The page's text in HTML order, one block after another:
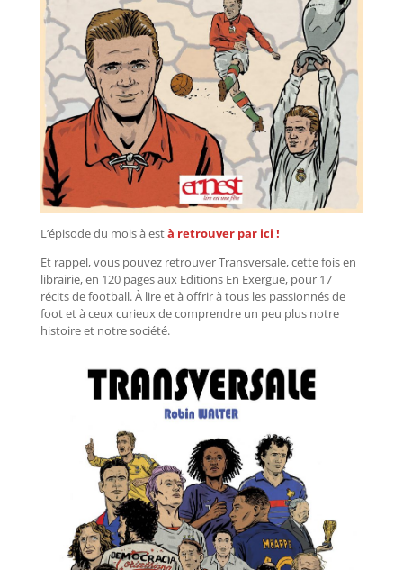
L’épisode du mois à està retrouver par ici !
Et rappel, vous pouvez retrouver Transversale, cette fois en
librairie, en 120 pages aux Editions En Exergue, pour 17
récits de football. À lire et à offrir à tous les passionnés de
foot et à ceux curieux de comprendre un peu plus notre
histoire et notre société.